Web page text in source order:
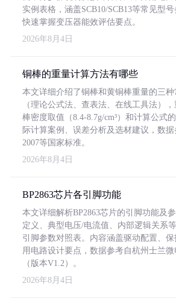
实例表格，涵盖SCB10/SCB13等常见型
快速掌握变压器能效评估要点。
2026年8月4日
铜棒的重量计算方法有哪些
本文详细介绍了铜棒和黄铜棒重量的三
（理论公式法、查表法、在线工具法）
棒密度取值（8.4-8.7g/cm³）和计算公式
际计算案例、误差分析及选材建议，数据
2007等国家标准。
2026年8月4日
BP2863芯片各引脚功能
本文详细解析BP2863芯片的引脚功能及
定义、典型电压/电流值、内部逻辑关系
引脚参数对照表。内容涵盖驱动配置、
用电路设计要点，数据参考自杭州士兰
（版本V1.2）。
2026年8月4日